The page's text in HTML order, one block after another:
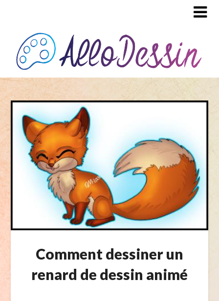
Comment dessiner un
renard de dessin animé